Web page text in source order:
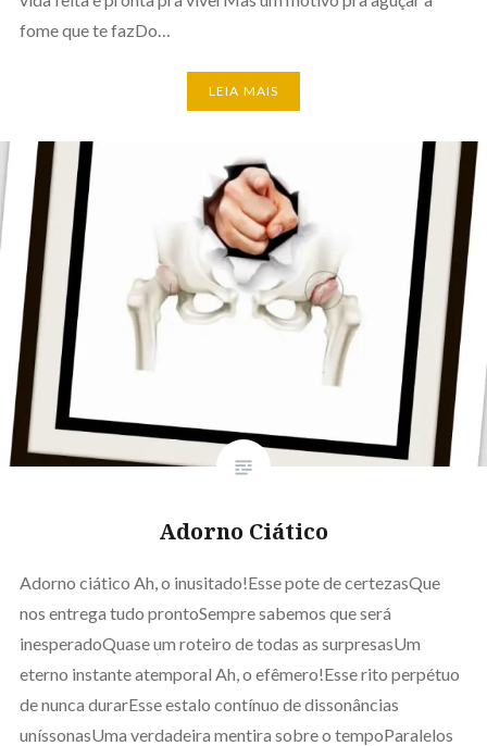
fome que te fazDo…
LEIA MAIS
Adorno Ciático
Adorno ciático Ah, o inusitado!Esse pote de certezasQue
nos entrega tudo prontoSempre sabemos que será
inesperadoQuase um roteiro de todas as surpresasUm
eterno instante atemporal Ah, o efêmero!Esse rito perpétuo
de nunca durarEsse estalo contínuo de dissonâncias
uníssonasUma verdadeira mentira sobre o tempoParalelos